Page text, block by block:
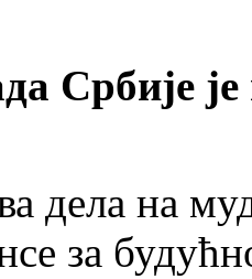
Србије је
дела на
за